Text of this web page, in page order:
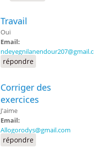
Travail
Oui
Email:
répondre
Corriger des
exercices
J'aime
Email:
Allogorodys@gmail.com
répondre